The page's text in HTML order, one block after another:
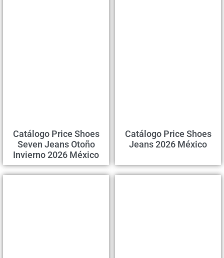
Catálogo Price Shoes
Seven Jeans Otoño
Invierno 2026 México
Catálogo Price Shoes
Jeans 2026 México